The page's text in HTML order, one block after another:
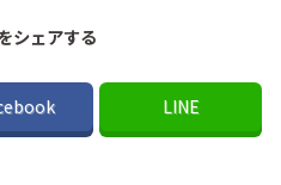
シェアする
LINE